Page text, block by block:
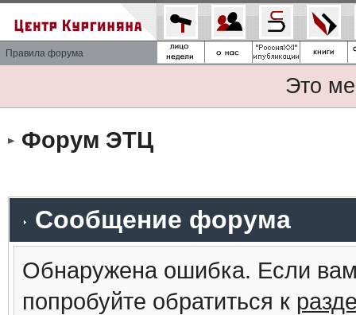
Правила форума
Это
Форум ЭТЦ
Сообщение форума
Обнаружена ошибка. Если
попробуйте обратиться к